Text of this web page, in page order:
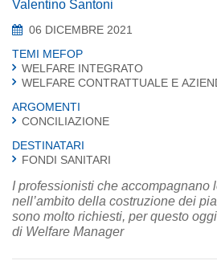
Valentino Santoni
06 DICEMBRE 2021
TEMI MEFOP
WELFARE INTEGRATO
WELFARE CONTRATTUALE E
ARGOMENTI
CONCILIAZIONE
DESTINATARI
FONDI SANITARI
I professionisti che accompagnano
nell’ambito della costruzione dei
sono molto richiesti, per questo
di Welfare Manager